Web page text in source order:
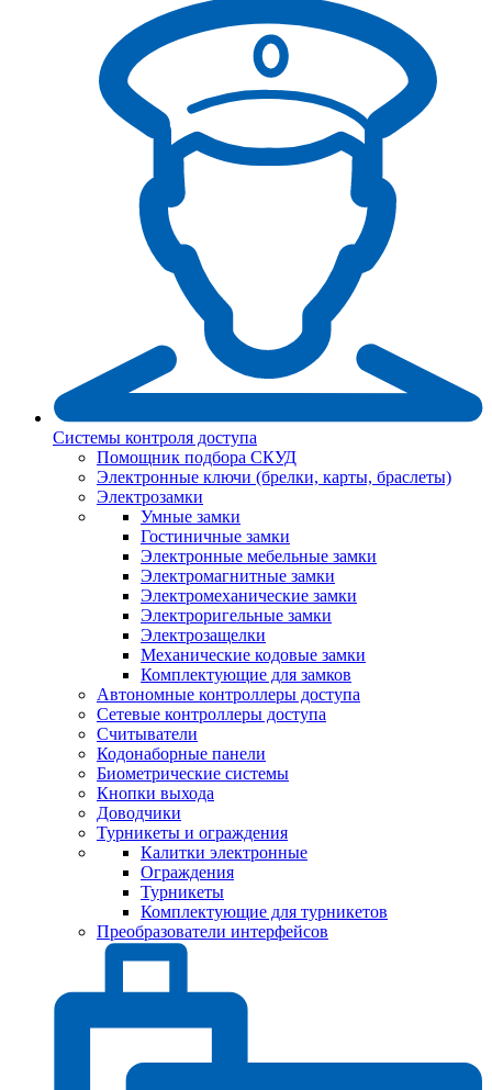
Системы контроля доступа
Помощник подбора СКУД
Электронные ключи (брелки, карты, браслеты)
Электрозамки
Умные замки
Гостиничные замки
Электронные мебельные замки
Электромагнитные замки
Электромеханические замки
Электроригельные замки
Электрозащелки
Механические кодовые замки
Комплектующие для замков
Автономные контроллеры доступа
Сетевые контроллеры доступа
Считыватели
Кодонаборные панели
Биометрические системы
Кнопки выхода
Доводчики
Турникеты и ограждения
Калитки электронные
Ограждения
Турникеты
Комплектующие для турникетов
Преобразователи интерфейсов